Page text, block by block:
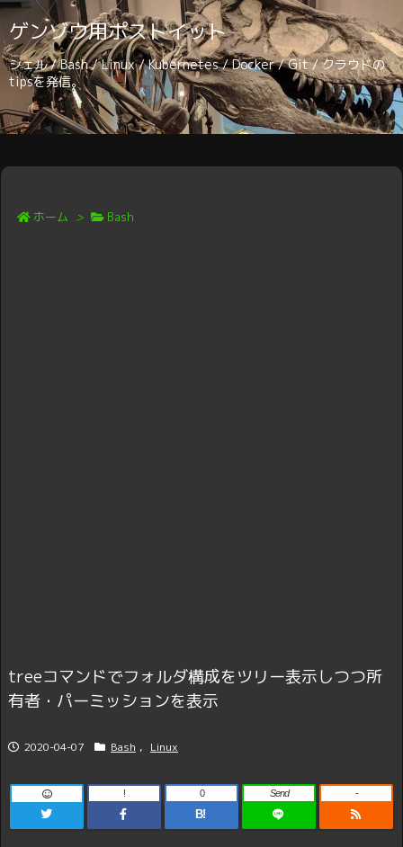
ゲンゾウ用ポストイット
シェル / Bash / Linux / Kubernetes / Docker / Git / クラウドの
tipsを発信。
ホーム > Bash
treeコマンドでフォルダ構成をツリー表示しつつ所
有者・パーミッションを表示
2020-04-07 Bash , Linux
!
B!
0 Send -